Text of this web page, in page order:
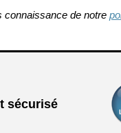
connaissance de notre
sécurisé